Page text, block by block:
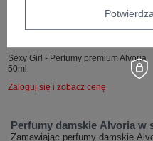
Sexy Girl - Perfumy premium Alvoria
50ml
Zaloguj się i zobacz cenę
Perfumy damskie Alvoria w
Zamawiając perfumy damskie